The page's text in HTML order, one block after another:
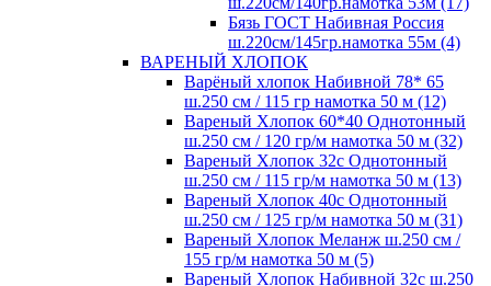
Бязь ГОСТ Набивная Россия
ш.220см/145гр.намотка 55м (4)
ВАРЕНЫЙ ХЛОПОК
Варёный хлопок Набивной 78* 65
ш.250 см / 115 гр намотка 50 м (12)
Вареный Хлопок 60*40 Однотонный
ш.250 см / 120 гр/м намотка 50 м (32)
Вареный Хлопок 32с Однотонный
ш.250 см / 115 гр/м намотка 50 м (13)
Вареный Хлопок 40с Однотонный
ш.250 см / 125 гр/м намотка 50 м (31)
Вареный Хлопок Меланж ш.250 см /
155 гр/м намотка 50 м (5)
Вареный Хлопок Набивной 32с ш.250